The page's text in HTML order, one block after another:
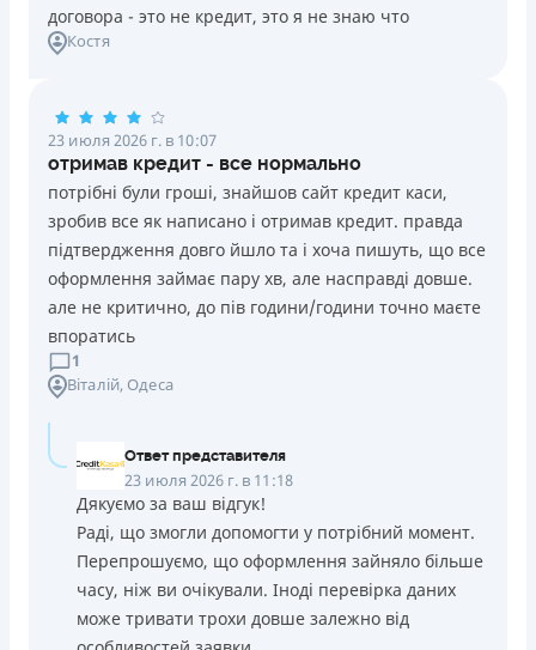
договора - это не кредит, это я не знаю что
Костя
23 июля 2026 г. в 10:07
отримав кредит - все нормально
потрібні були гроші, знайшов сайт кредит каси,
зробив все як написано і отримав кредит. правда
підтвердження довго йшло та і хоча пишуть, що все
оформлення займає пару хв, але насправді довше.
але не критично, до пів години/години точно маєте
впоратись
1
Віталій, Одеса
Ответ представителя
23 июля 2026 г. в 11:18
Дякуємо за ваш відгук!
Раді, що змогли допомогти у потрібний момент.
Перепрошуємо, що оформлення зайняло більше
часу, ніж ви очікували. Іноді перевірка даних
може тривати трохи довше залежно від